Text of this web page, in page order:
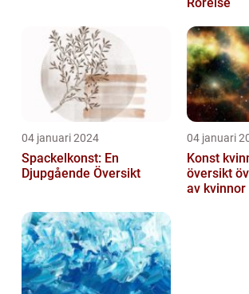
04 januari 2024
Spackelkonst: En
Djupgående Översikt
04 januari
Konst
översikt
av kvinnor